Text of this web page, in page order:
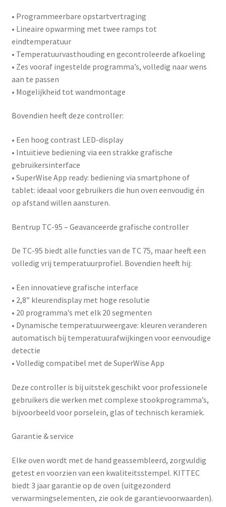
• Programmeerbare opstartvertraging
• Lineaire opwarming met twee ramps tot
eindtemperatuur
• Temperatuurvasthouding en gecontroleerde afkoeling
• Zes vooraf ingestelde programma’s, volledig naar wens
aan te passen
• Mogelijkheid tot wandmontage
Bovendien heeft deze controller:
• Een hoog contrast LED-display
• Intuïtieve bediening via een strakke grafische
gebruikersinterface
• SuperWise App ready: bediening via smartphone of
tablet: ideaal voor gebruikers die hun oven eenvoudig én
op afstand willen aansturen.
Bentrup TC-95 – Geavanceerde grafische controller
De TC-95 biedt alle functies van de TC 75, maar heeft een
volledig vrij temperatuurprofiel. Bovendien heeft hij:
• Een innovatieve grafische interface
• 2,8” kleurendisplay met hoge resolutie
• 20 programma’s met elk 20 segmenten
• Dynamische temperatuurweergave: kleuren veranderen
automatisch bij temperatuurafwijkingen voor eenvoudige
detectie
• Volledig compatibel met de SuperWise App
Deze controller is bij uitstek geschikt voor professionele
gebruikers die werken met complexe stookprogramma’s,
bijvoorbeeld voor porselein, glas of technisch keramiek.
Garantie & service
Elke oven wordt met de hand geassembleerd, zorgvuldig
getest en voorzien van een kwaliteitsstempel. KITTEC
biedt 3 jaar garantie op de oven (uitgezonderd
verwarmingselementen, zie ook de garantievoorwaarden).